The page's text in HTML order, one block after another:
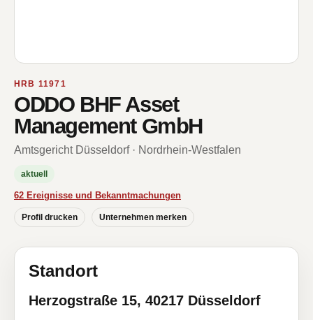
HRB 11971
ODDO BHF Asset
Management GmbH
Amtsgericht Düsseldorf · Nordrhein-Westfalen
aktuell
62 Ereignisse und Bekanntmachungen
Profil drucken Unternehmen merken
Standort
Herzogstraße 15, 40217 Düsseldorf